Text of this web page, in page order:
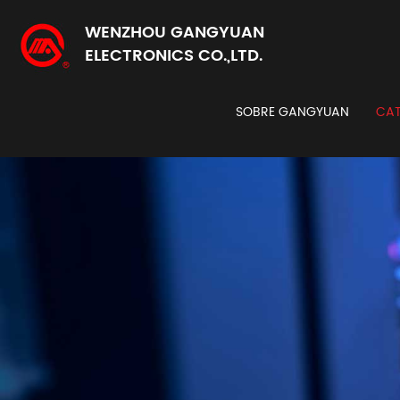
WENZHOU GANGYUAN
ELECTRONICS CO.,LTD.
SOBRE GANGYUAN